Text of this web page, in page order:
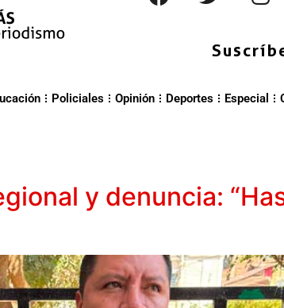
Policiales Opinión Deportes Especial
y denuncia: